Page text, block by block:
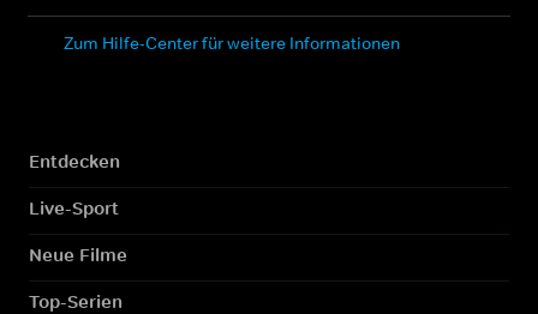
Zum Hilfe-Center für weitere Informationen
Entdecken
Live-Sport
Neue Filme
Top-Serien